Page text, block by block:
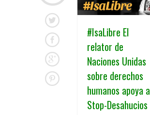
#IsaLibre El
relator de
Naciones Unidas
sobre derechos
humanos apoya a
Stop-Desahucios